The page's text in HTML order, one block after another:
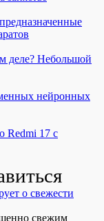
деле? Небольшой
нейронных
Redmi 17 с
о свежести
свежим